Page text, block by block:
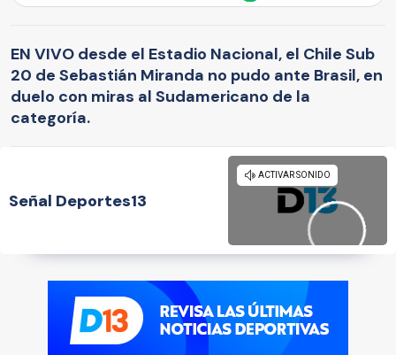
EN VIVO desde el Estadio Nacional, el Chile Sub
20 de Sebastián Miranda no pudo ante Brasil, en
duelo con miras al Sudamericano de la
categoría.
Señal Deportes13